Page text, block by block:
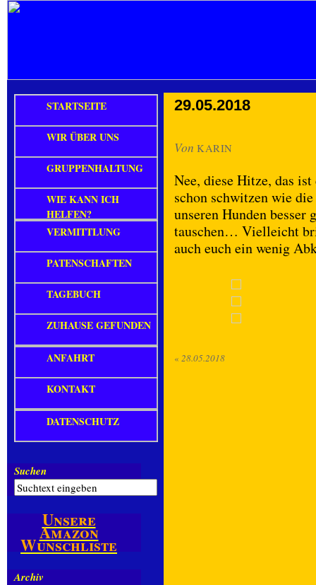
29.05.2018
Von KARIN
Nee, diese Hitze, das
schon schwitzen wie
unseren Hunden besser
tauschen… Vielleicht
auch euch ein wenig
« 28.05.2018
STARTSEITE
WIR ÜBER UNS
GRUPPENHALTUNG
WIE KANN ICH
HELFEN?
VERMITTLUNG
PATENSCHAFTEN
TAGEBUCH
ZUHAUSE GEFUNDEN
ANFAHRT
KONTAKT
DATENSCHUTZ
Suchen
Unsere
Amazon
Wunschliste
Archiv